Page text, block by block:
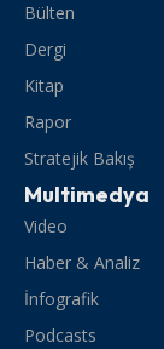
Bülten
Dergi
Kitap
Rapor
Stratejik Bakış
Multimedya
Video
Haber & Analiz
İnfografik
Podcasts